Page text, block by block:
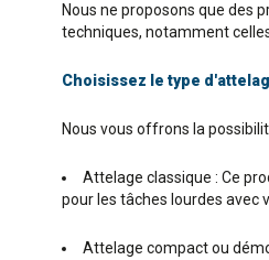
Nous ne proposons que des
techniques, notamment
Choisissez le type
Nous vous offrons la
Attelage classique : Ce
pour les tâches lourdes avec
Attelage compact ou